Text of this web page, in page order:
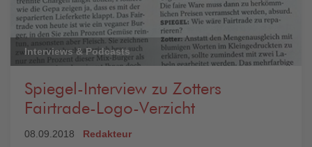
Interviews & Podcasts
Spiegel-Interview zu Zotters
Fairtrade-Logo-Verzicht
08.09.2018 Redakteur